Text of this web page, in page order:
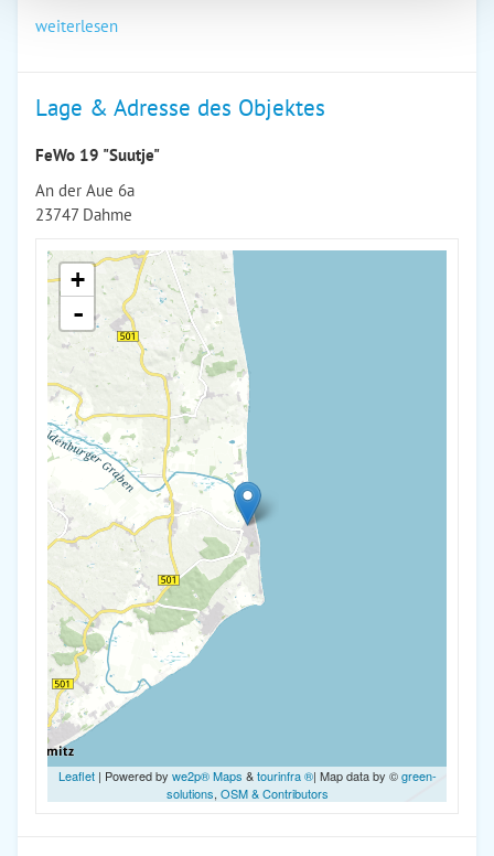
weiterlesen
Lage & Adresse des Objektes
FeWo 19 "Suutje"
An der Aue 6a
23747 Dahme
+
-
Leaflet| Powered by we2p® Maps &tourinfra ®| Map data by ©green-
solutions, OSM & Contributors